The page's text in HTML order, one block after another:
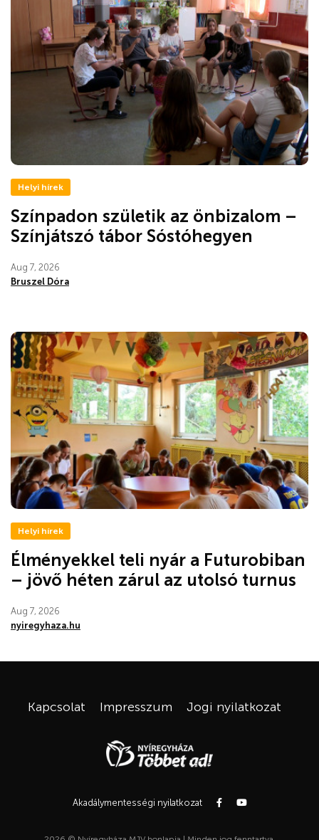
Helyi hírek
Színpadon születik az önbizalom –
Színjátszó tábor Sóstóhegyen
Aug 7, 2026
Bruszel Dóra
Helyi hírek
Élményekkel teli nyár a Futurobiban
– jövő héten zárul az utolsó turnus
Aug 7, 2026
nyiregyhaza.hu
Kapcsolat Impresszum Jogi nyilatkozat
Akadálymentességi nyilatkozat